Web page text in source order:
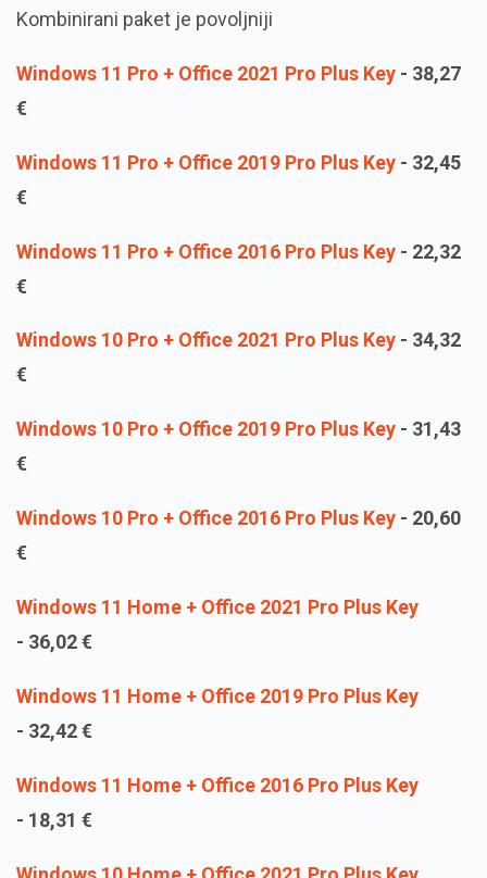
Kombinirani paket je povoljniji
Windows 11 Pro + Office 2021 Pro Plus Key - 38,27
€
Windows 11 Pro + Office 2019 Pro Plus Key - 32,45
€
Windows 11 Pro + Office 2016 Pro Plus Key - 22,32
€
Windows 10 Pro + Office 2021 Pro Plus Key - 34,32
€
Windows 10 Pro + Office 2019 Pro Plus Key - 31,43
€
Windows 10 Pro + Office 2016 Pro Plus Key - 20,60
€
Windows 11 Home + Office 2021 Pro Plus Key
- 36,02€
Windows 11 Home + Office 2019 Pro Plus Key
- 32,42€
Windows 11 Home + Office 2016 Pro Plus Key
- 18,31 €